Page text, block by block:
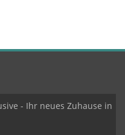
- Ihr neues Zuhause in